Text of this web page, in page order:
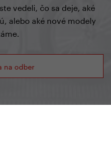
vedeli, čo sa deje, aké
alebo aké nové modely
na odber